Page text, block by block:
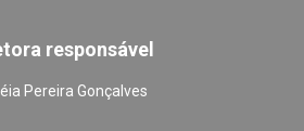
responsável
Pereira Gonçalves